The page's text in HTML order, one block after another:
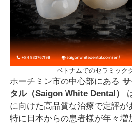
ベトナムでのセラミック
ホーチミン市の中心部にある
タル（Saigon White Dental）
に向けた高品質な治療で定評が
特に日本からの患者様が年々増